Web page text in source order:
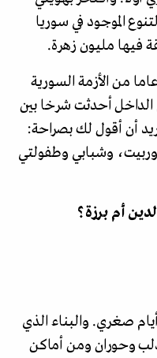
الموجود في سوريا
فيها مليون زهرة.
من الأزمة السورية
الداخل أحدثت شرخا بين
أن أقول لك بصراحة:
وشبابي وطفولتي
أم برزة؟
صغري. والبناء الذي
وحوران ومن أماكن